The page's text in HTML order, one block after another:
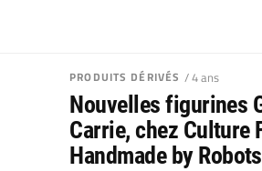
PRODUITS DÉRIVÉS / 4 ans
Nouvelles figurines
Carrie, chez Culture
Handmade by